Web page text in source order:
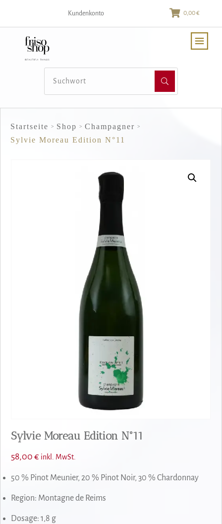
Kundenkonto 0,00 €
Startseite > Shop > Champagner >
Sylvie Moreau Edition N°11
Sylvie Moreau Edition N°11
58,00 € inkl. MwSt.
50 % Pinot Meunier, 20 % Pinot Noir, 30 % Chardonnay
Region: Montagne de Reims
Dosage: 1,8 g